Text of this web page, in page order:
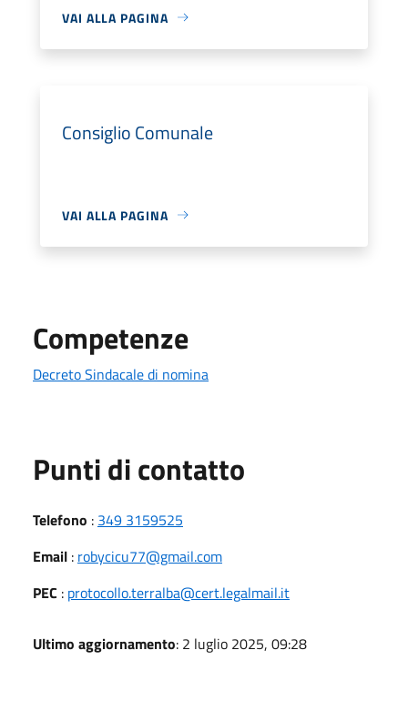
VAI ALLA PAGINA
Consiglio Comunale
VAI ALLA PAGINA
Competenze
Decreto Sindacale di nomina
Punti di contatto
Telefono : 349 3159525
Email : robycicu77@gmail.com
PEC : protocollo.terralba@cert.legalmail.it
Ultimo aggiornamento: 2 luglio 2025, 09:28